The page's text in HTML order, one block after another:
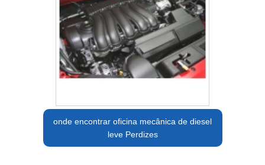
onde encontrar oficina mecânica de diesel
leve Perdizes